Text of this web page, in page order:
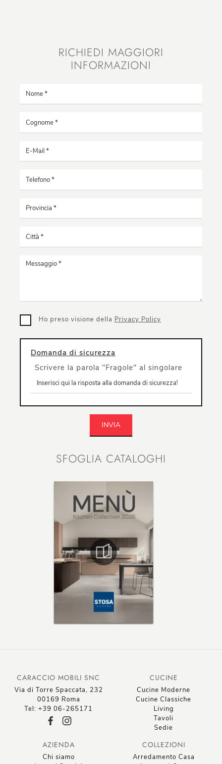
SFOGLIA CATALOGHI
RICHIEDI MAGGIORI
INFORMAZIONI
Ho preso visione della Privacy Policy
Domanda di sicurezza
Scrivere la parola "Fragole" al singolare
INVIA
CARACCIO MOBILI SNC
Via di Torre Spaccata, 232
00169 Roma
Tel: +39 06-265171
CUCINE
Cucine Moderne
Cucine Classiche
Living
Tavoli
Sedie
AZIENDA
Chi siamo
COLLEZIONI
Arredamento Casa